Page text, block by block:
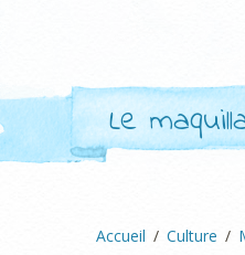
Le
Accueil Culture